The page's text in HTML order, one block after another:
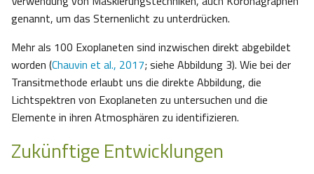
genannt, um das Sternenlicht zu unterdrücken.
Mehr als 100 Exoplaneten sind inzwischen direkt abgebildet
worden (Chauvin et al., 2017; siehe Abbildung 3). Wie bei der
Transitmethode erlaubt uns die direkte Abbildung, die
Lichtspektren von Exoplaneten zu untersuchen und die
Elemente in ihren Atmosphären zu identifizieren.
Zukünftige Entwicklungen